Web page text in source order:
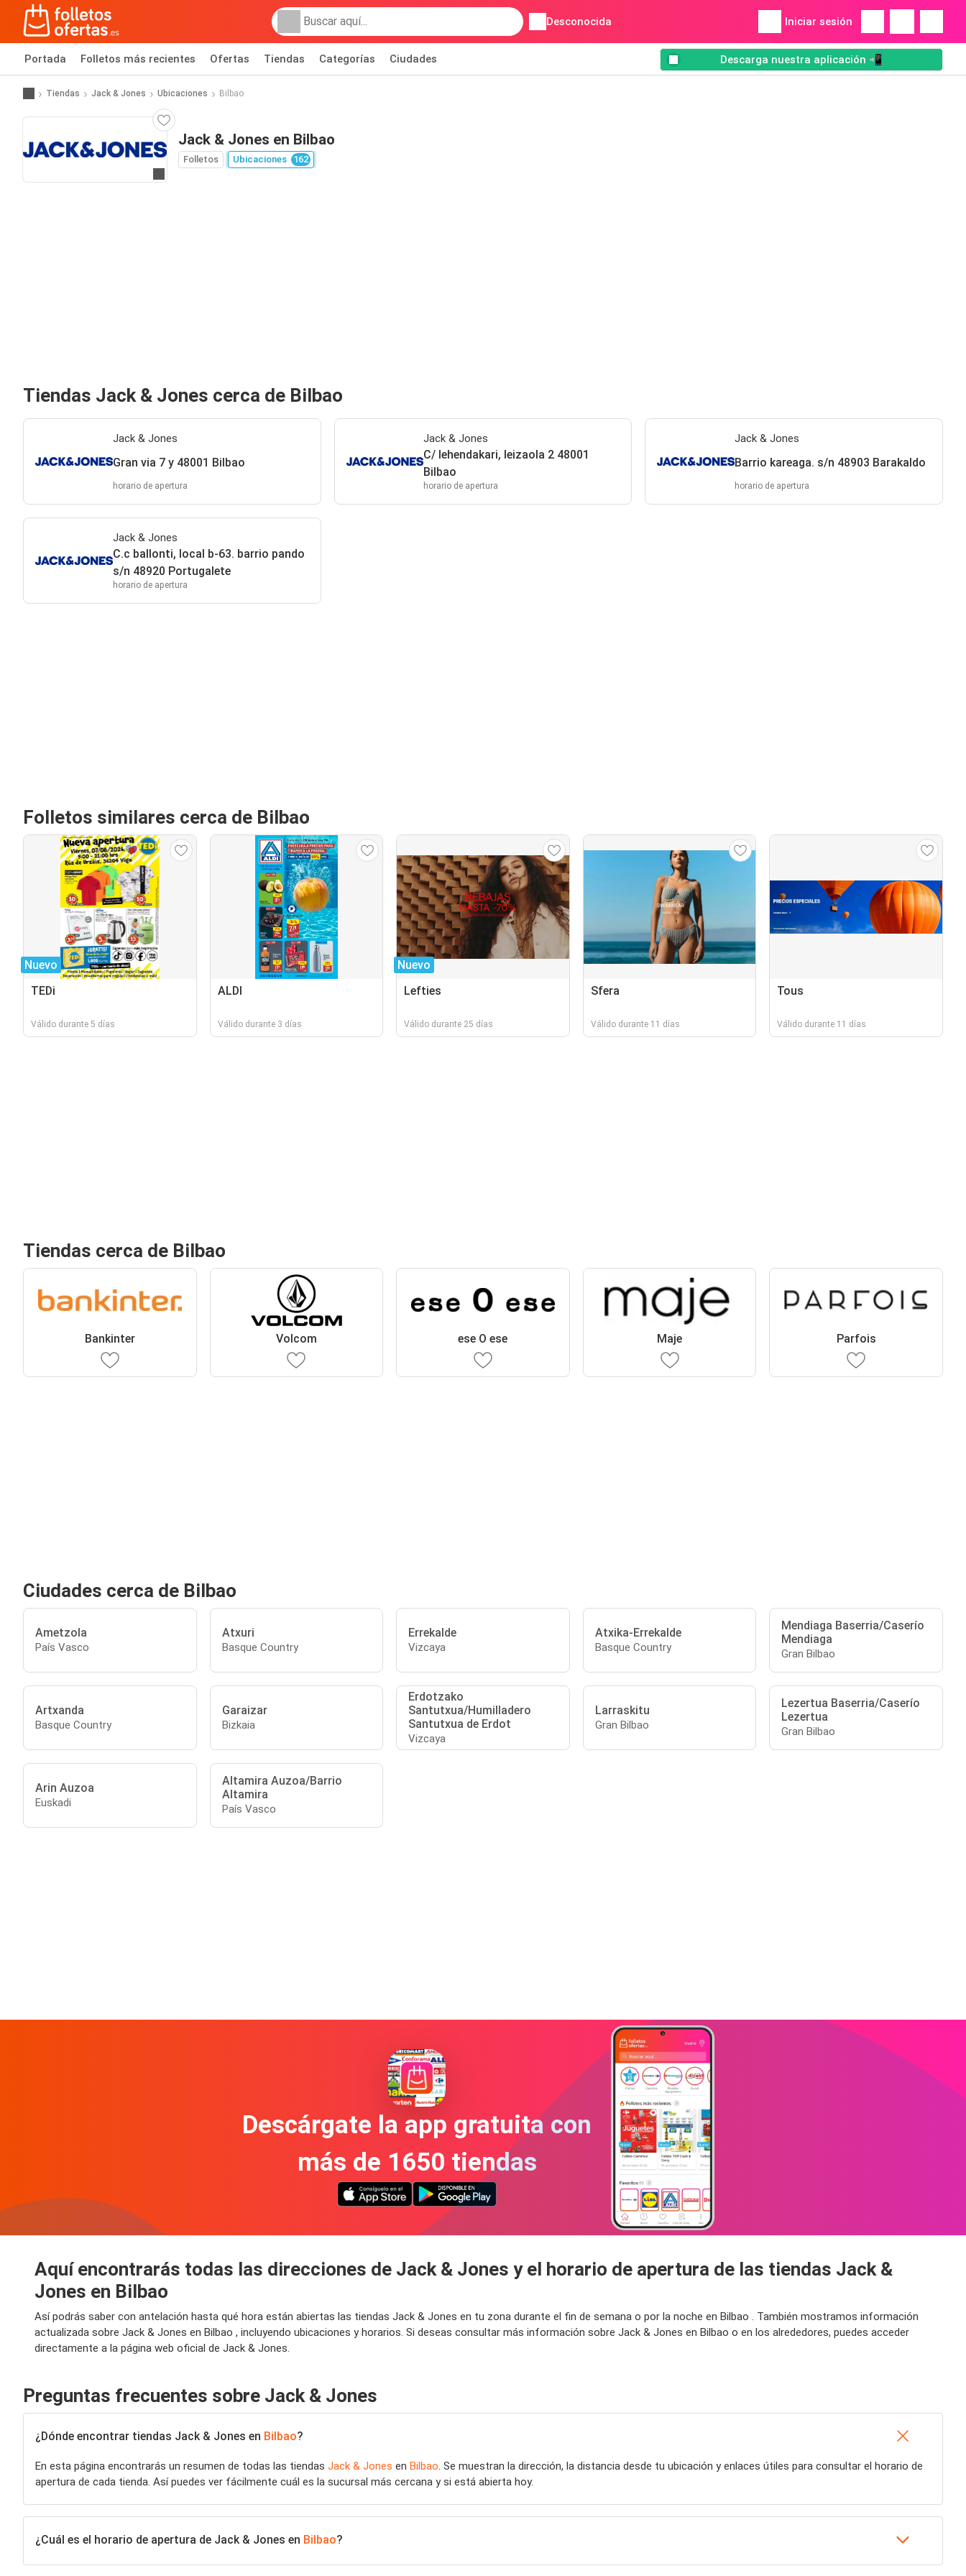
Desconocida Iniciar sesión
Portada Folletos más recientes Ofertas Tiendas Categorías Ciudades Descarga nuestra aplicación 📲
Tiendas Jack & Jones Ubicaciones Bilbao
Jack & Jones en Bilbao
Folletos Ubicaciones 162
Tiendas Jack & Jones cerca de Bilbao
Jack & Jones
Gran via 7 y 48001 Bilbao
horario de apertura
Jack & Jones
C/ lehendakari, leizaola 2 48001
Bilbao
horario de apertura
Jack & Jones
Barrio kareaga. s/n 48903 Barakaldo
horario de apertura
Jack & Jones
C.c ballonti, local b-63. barrio pando
s/n 48920 Portugalete
horario de apertura
Folletos similares cerca de Bilbao
Nuevo
TEDi
Válido durante 5 días
ALDI
Válido durante 3 días
Nuevo
Lefties
Válido durante 25 días
Sfera
Válido durante 11 días
Tous
Válido durante 11 días
Tiendas cerca de Bilbao
Bankinter Volcom ese O ese Maje Parfois
Ciudades cerca de Bilbao
Ametzola
País Vasco
Atxuri
Basque Country
Errekalde
Vizcaya
Atxika-Errekalde
Basque Country
Mendiaga Baserria/Caserío
Mendiaga
Gran Bilbao
Artxanda
Basque Country
Garaizar
Bizkaia
Erdotzako
Santutxua/Humilladero
Santutxua de Erdot
Vizcaya
Larraskitu
Gran Bilbao
Lezertua Baserria/Caserío
Lezertua
Gran Bilbao
Arin Auzoa
Euskadi
Altamira Auzoa/Barrio
Altamira
País Vasco
Descárgate la app gratuita con
más de 1650 tiendas
Aquí encontrarás todas las direcciones de Jack & Jones y el horario de apertura de las tiendas Jack &
Jones en Bilbao
Así podrás saber con antelación hasta qué hora están abiertas las tiendas Jack & Jones en tu zona durante el fin de semana o por la noche en Bilbao . También mostramos información
actualizada sobre Jack & Jones en Bilbao , incluyendo ubicaciones y horarios. Si deseas consultar más información sobre Jack & Jones en Bilbao o en los alrededores, puedes acceder
directamente a la página web oficial de Jack & Jones.
Preguntas frecuentes sobre Jack & Jones
¿Dónde encontrar tiendas Jack & Jones en Bilbao?
En esta página encontrarás un resumen de todas las tiendas Jack & Jones en Bilbao. Se muestran la dirección, la distancia desde tu ubicación y enlaces útiles para consultar el horario de
apertura de cada tienda. Así puedes ver fácilmente cuál es la sucursal más cercana y si está abierta hoy.
¿Cuál es el horario de apertura de Jack & Jones en Bilbao?